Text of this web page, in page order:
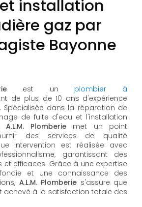
installation
gaz par
Bayonne
est un plombier à
de plus de 10 ans d'expérience
dans la réparation de
de fuite d'eau et l'installation
A.L.M. Plomberie met un point
des services de qualité
intervention est réalisée avec
garantissant des
et efficaces. Grâce à une expertise
et une connaissance des
A.L.M. Plomberie s'assure que
achevé à la satisfaction totale des